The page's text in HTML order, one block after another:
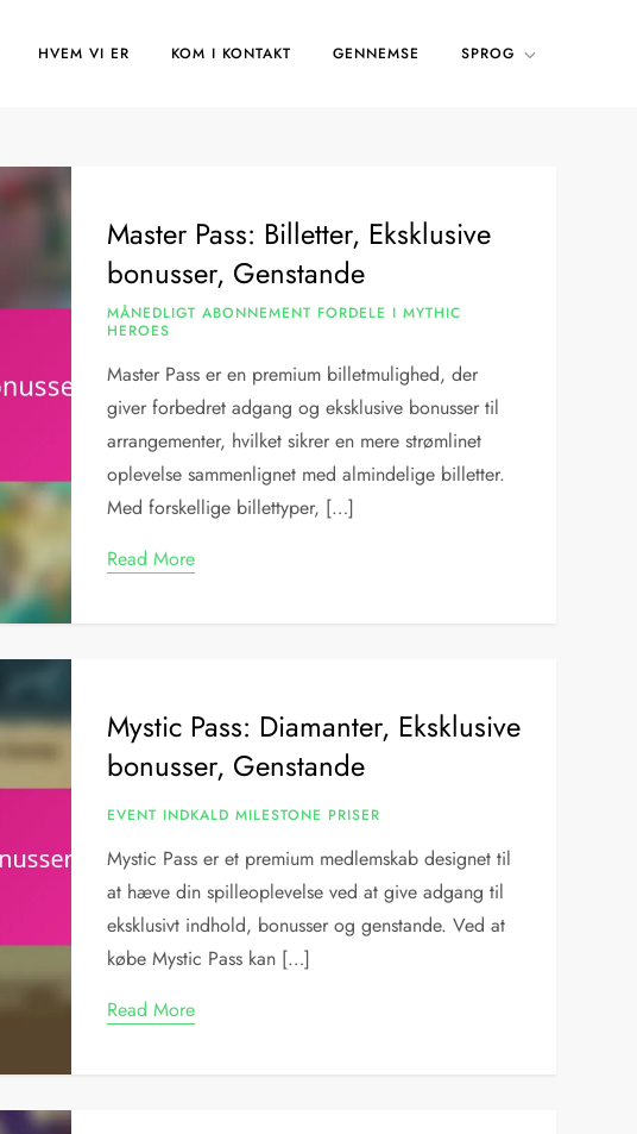
HVEM VI ER KOM I KONTAKT GENNEMSE SPROG
Master Pass: Billetter, Eksklusive
bonusser, Genstande
MÅNEDLIGT ABONNEMENT FORDELE I MYTHIC
HEROES
Master Pass er en premium billetmulighed, der
giver forbedret adgang og eksklusive bonusser til
arrangementer, hvilket sikrer en mere strømlinet
oplevelse sammenlignet med almindelige billetter.
Med forskellige billettyper, […]
Read More
Mystic Pass: Diamanter, Eksklusive
bonusser, Genstande
EVENT INDKALD MILESTONE PRISER
Mystic Pass er et premium medlemskab designet til
at hæve din spilleoplevelse ved at give adgang til
eksklusivt indhold, bonusser og genstande. Ved at
købe Mystic Pass kan […]
Read More